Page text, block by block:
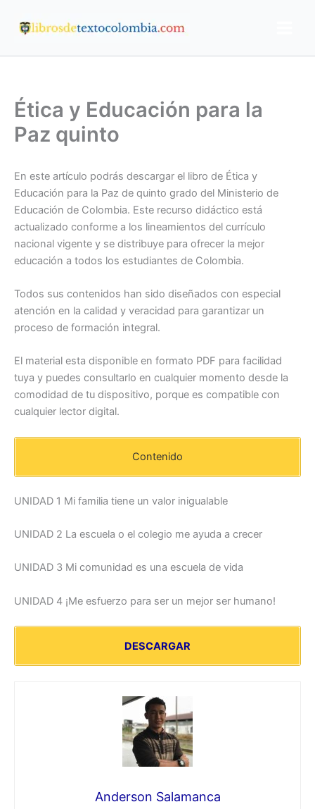
Ética y Educación para la
Paz quinto
En este artículo podrás descargar el libro de Ética y
Educación para la Paz de quinto grado del Ministerio de
Educación de Colombia. Este recurso didáctico está
actualizado conforme a los lineamientos del currículo
nacional vigente y se distribuye para ofrecer la mejor
educación a todos los estudiantes de Colombia.
Todos sus contenidos han sido diseñados con especial
atención en la calidad y veracidad para garantizar un
proceso de formación integral.
El material esta disponible en formato PDF para facilidad
tuya y puedes consultarlo en cualquier momento desde la
comodidad de tu dispositivo, porque es compatible con
cualquier lector digital.
Contenido
UNIDAD 1 Mi familia tiene un valor inigualable
UNIDAD 2 La escuela o el colegio me ayuda a crecer
UNIDAD 3 Mi comunidad es una escuela de vida
UNIDAD 4 ¡Me esfuerzo para ser un mejor ser humano!
DESCARGAR
Anderson Salamanca